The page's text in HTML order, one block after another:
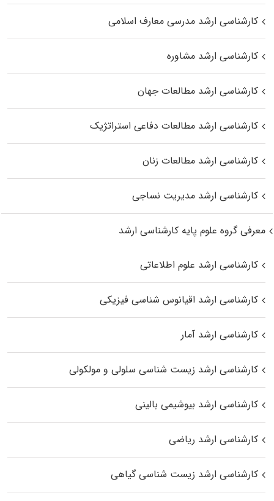
کارشناسی ارشد مدرسی معارف اسلامی
کارشناسی ارشد مشاوره
کارشناسی ارشد مطالعات جهان
کارشناسی ارشد مطالعات دفاعی استراتژیک
کارشناسی ارشد مطالعات زنان
کارشناسی ارشد مدیریت نساجی
معرفی گروه علوم پایه کارشناسی ارشد
کارشناسی ارشد علوم اطلاعاتی
کارشناسی ارشد اقیانوس‌ شناسی فیزیکی
کارشناسی ارشد آمار
کارشناسی ارشد زیست شناسی سلولی و مولکولی
کارشناسی ارشد بیوشیمی بالینی
کارشناسی ارشد ریاضی
کارشناسی ارشد زیست‌ شناسی گیاهی